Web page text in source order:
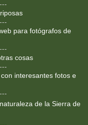
para fotógrafos de
cosas
interesantes fotos e
naturaleza de la Sierra de